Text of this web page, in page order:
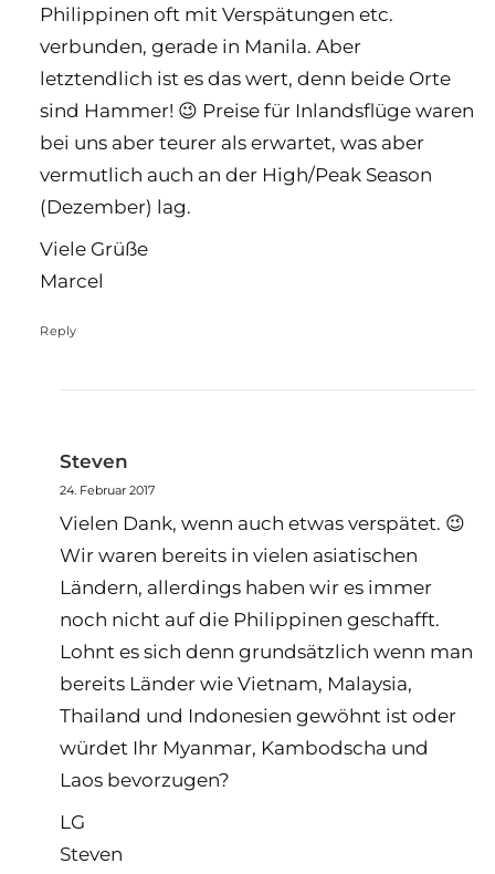
Philippinen oft mit Verspätungen etc.
verbunden, gerade in Manila. Aber
letztendlich ist es das wert, denn beide Orte
sind Hammer! 😉 Preise für Inlandsflüge waren
bei uns aber teurer als erwartet, was aber
vermutlich auch an der High/Peak Season
(Dezember) lag.
Viele Grüße
Marcel
Reply
Steven
24. Februar 2017
Vielen Dank, wenn auch etwas verspätet. 😉
Wir waren bereits in vielen asiatischen
Ländern, allerdings haben wir es immer
noch nicht auf die Philippinen geschafft.
Lohnt es sich denn grundsätzlich wenn man
bereits Länder wie Vietnam, Malaysia,
Thailand und Indonesien gewöhnt ist oder
würdet Ihr Myanmar, Kambodscha und
Laos bevorzugen?
LG
Steven